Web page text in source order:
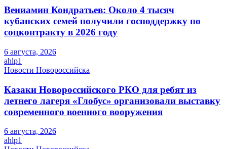
Вениамин Кондратьев: Около 4 тысяч
кубанских семей получили господдержку по
соцконтракту в 2026 году
6 августа, 2026
ahlp1
Новости Новороссийска
Казаки Новороссийского РКО для ребят из
летнего лагеря «Глобус» организовали выставку
современного военного вооружения
6 августа, 2026
ahlp1